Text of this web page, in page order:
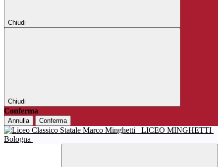
Chiudi
Chiudi
Conferma
Annulla Conferma
LICEO MINGHETTI
Bologna